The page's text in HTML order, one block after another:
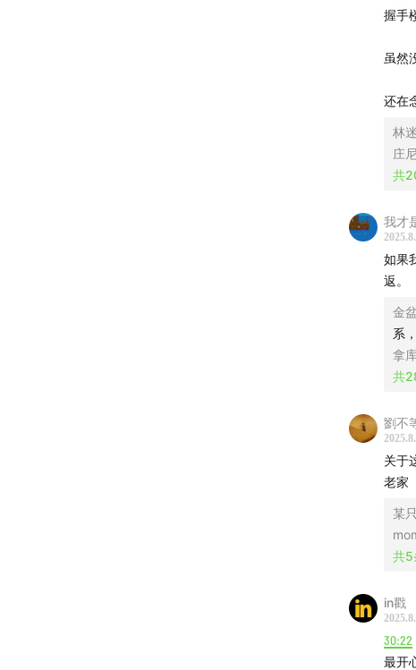
活，似
初到大城
从
为
社
交际能力
精
年
大
44:38 一
大
离
也欢迎
只需点击
握手
虽然
还在
林
庄
共
我才
如果
返。
金
系
拿
共
劉不
关于
老家
某
共5
in戳
30:22
最开